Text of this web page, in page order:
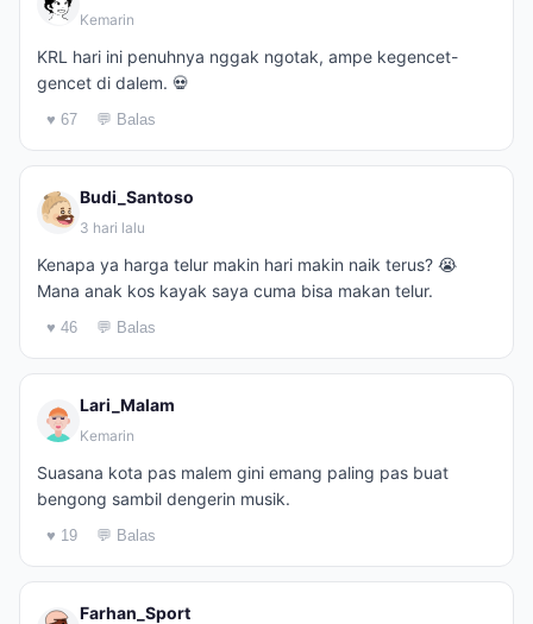
Kemarin
KRL hari ini penuhnya nggak ngotak, ampe kegencet-
gencet di dalem. 💀
♥ 67 💬 Balas
Budi_Santoso
3 hari lalu
Kenapa ya harga telur makin hari makin naik terus? 😭
Mana anak kos kayak saya cuma bisa makan telur.
♥ 46 💬 Balas
Lari_Malam
Kemarin
Suasana kota pas malem gini emang paling pas buat
bengong sambil dengerin musik.
♥ 19 💬 Balas
Farhan_Sport